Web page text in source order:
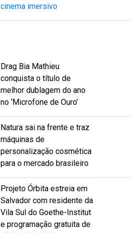
cinema imersivo
Drag Bia Mathieu
conquista o título de
melhor dublagem do ano
no ‘Microfone de Ouro’
Natura sai na frente e traz
máquinas de
personalização cosmética
para o mercado brasileiro
Projeto Órbita estreia em
Salvador com residente da
Vila Sul do Goethe-Institut
e programação gratuita de